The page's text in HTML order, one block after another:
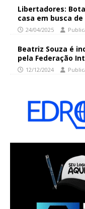
Libertadores:
casa em busca
24/04/2025
Beatriz Souza é
pela Federação
12/12/2024